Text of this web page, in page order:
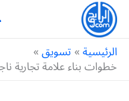
تخطي
المحتوى
الرئيسية تسويق
خطوات بناء علامة